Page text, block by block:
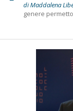
di Maddalena
genere